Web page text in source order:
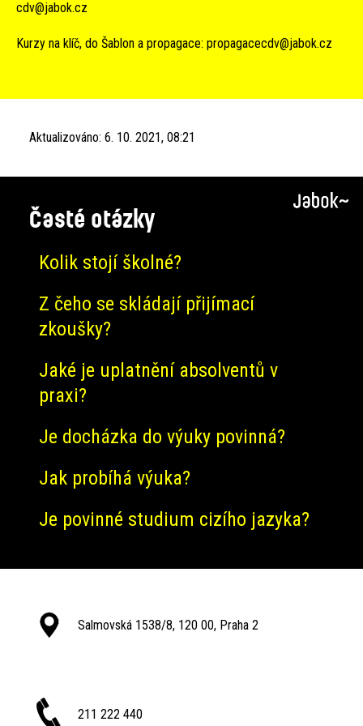
cdv@jabok.cz
Kurzy na klíč, do Šablon a propagace: propagacecdv@jabok.cz
Aktualizováno: 6. 10. 2021, 08:21
Časté otázky
Kolik stojí školné?
Z čeho se skládají přijímací
zkoušky?
Jaké je uplatnění absolventů v
praxi?
Je docházka do výuky povinná?
Jak probíhá výuka?
Je povinné studium cizího jazyka?
Salmovská 1538/8, 120 00, Praha 2
211 222 440